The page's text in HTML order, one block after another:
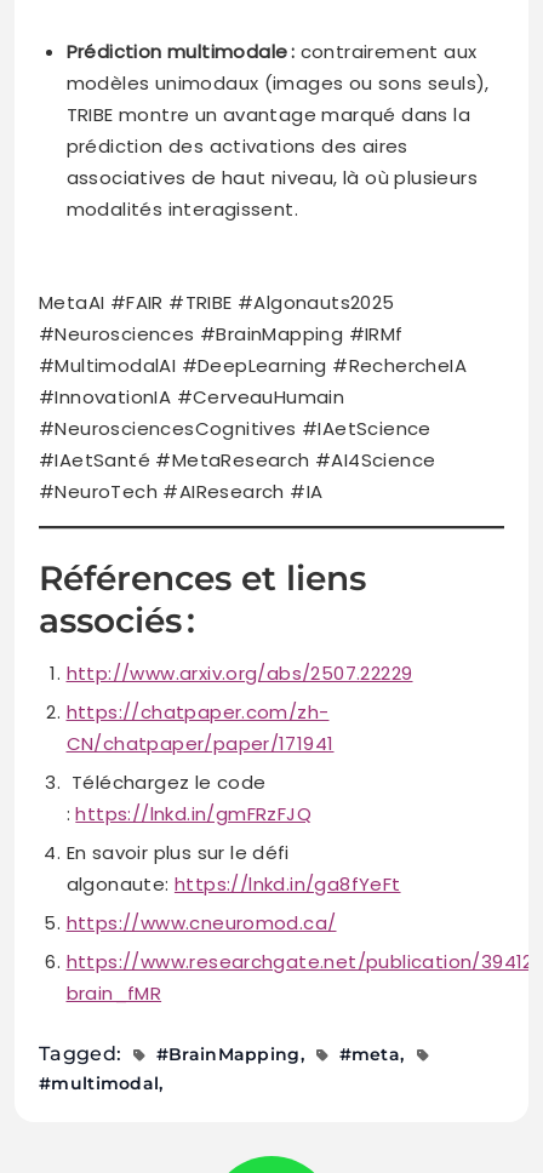
Prédiction multimodale : contrairement aux
modèles unimodaux (images ou sons seuls),
TRIBE montre un avantage marqué dans la
prédiction des activations des aires
associatives de haut niveau, là où plusieurs
modalités interagissent.
MetaAI #FAIR #TRIBE #Algonauts2025
#Neurosciences #BrainMapping #IRMf
#MultimodalAI #DeepLearning #RechercheIA
#InnovationIA #CerveauHumain
#NeurosciencesCognitives #IAetScience
#IAetSanté #MetaResearch #AI4Science
#NeuroTech #AIResearch #IA
Références et liens
associés :
http://www.arxiv.org/abs/2507.22229
https://chatpaper.com/zh-
CN/chatpaper/paper/171941
Téléchargez le code
:https://lnkd.in/gmFRzFJQ
En savoir plus sur le défi
algonaute: https://lnkd.in/ga8fYeFt
https://www.cneuromod.ca/
https://www.researchgate.net/publication/
brain_fMR
Tagged: #BrainMapping
#meta
#multimodal